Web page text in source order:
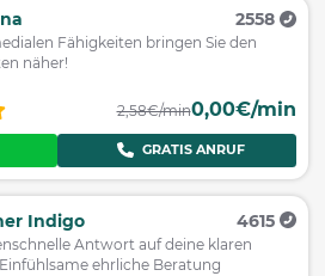
2558
Fähigkeiten bringen Sie den
näher!
2,58€/min0,00€/min
GRATIS ANRUF
Indigo 4615
Antwort auf deine klaren
ehrliche Beratung